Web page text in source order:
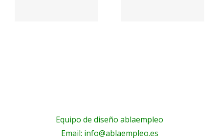
Equipo de diseño ablaempleo
Email: info@ablaempleo.es